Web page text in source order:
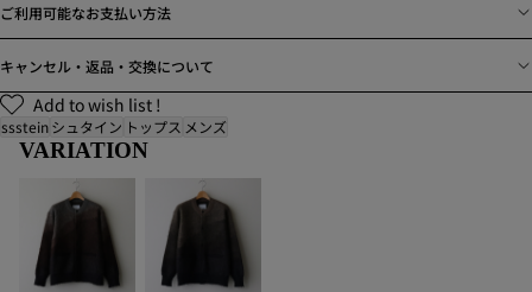
ご利用可能なお支払い方法
キャンセル・返品・交換について
Add to wish list !
sssteinシュタイン トップス メンズ
VARIATION